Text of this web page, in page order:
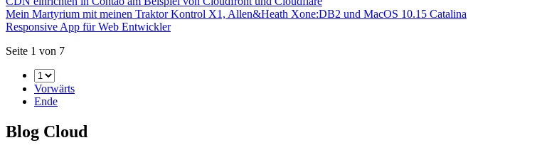
Mein Martyrium mit meinen Traktor Kontrol X1, Allen&Heath Xone:DB2 und MacOS 10.15 Catalina
Responsive App für Web Entwickler
Seite 1 von 7
Vorwärts
Ende
Blog Cloud